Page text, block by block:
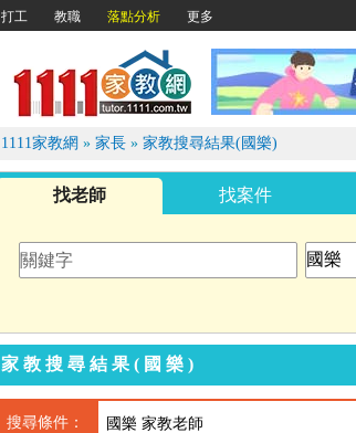
1111家教網
1111家教網 » 家長 » 家教搜尋結果(國樂)
找老師 找案件
家教搜尋結果(國樂)
搜尋條件： 國樂 家教老師
打工 教職 落點分析 更多